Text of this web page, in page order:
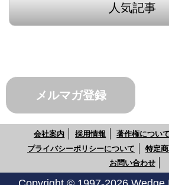
人気記事
メルマガ登録
会社案内 採用情報 著作権について
プライバシーポリシーについて
特定
お問い合わせ